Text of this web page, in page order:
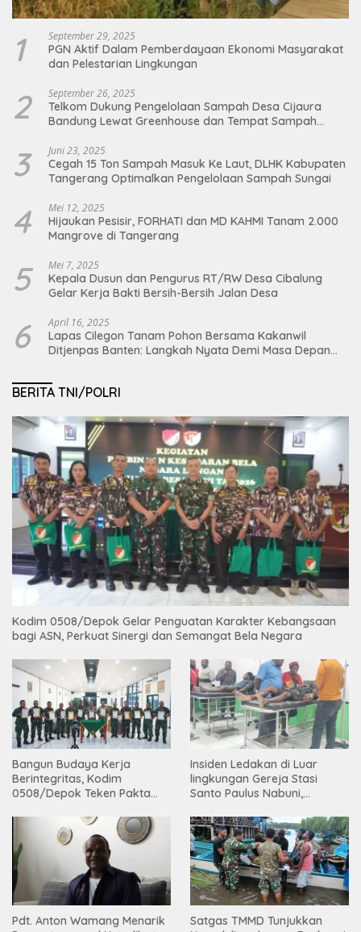
1 September 29, 2025
PGN Aktif Dalam Pemberdayaan Ekonomi Masyarakat
dan Pelestarian Lingkungan
2 September 26, 2025
Telkom Dukung Pengelolaan Sampah Desa Cijaura
Bandung Lewat Greenhouse dan Tempat Sampah
3 Juni 23, 2025
Cegah 15 Ton Sampah Masuk Ke Laut, DLHK Kabupaten
Tangerang Optimalkan Pengelolaan Sampah Sungai
4 Mei 12, 2025
Hijaukan Pesisir, FORHATI dan MD KAHMI Tanam 2.000
Mangrove di Tangerang
5 Mei 7, 2025
Kepala Dusun dan Pengurus RT/RW Desa Cibalung
Gelar Kerja Bakti Bersih-Bersih Jalan Desa
6 April 16, 2025
Lapas Cilegon Tanam Pohon Bersama Kakanwil
Ditjenpas Banten: Langkah Nyata Demi Masa Depan
BERITA TNI/POLRI
Kodim 0508/Depok Gelar Penguatan Karakter Kebangsaan
bagi ASN, Perkuat Sinergi dan Semangat Bela Negara
Bangun Budaya Kerja
Berintegritas, Kodim
0508/Depok Teken Pakta
Insiden Ledakan di Luar
lingkungan Gereja Stasi
Santo Paulus Nabuni,
Pdt. Anton Wamang Menarik
Satgas TMMD Tunjukkan